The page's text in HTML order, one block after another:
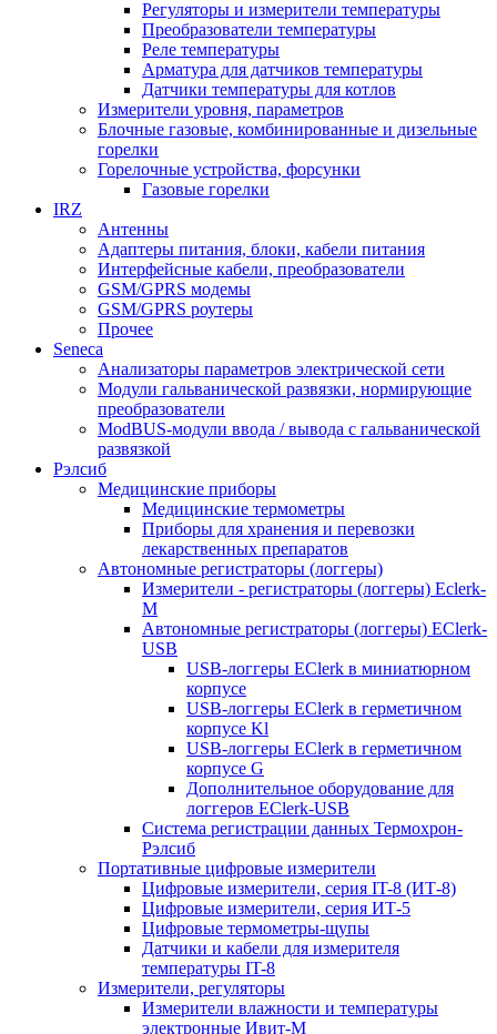
Регуляторы и измерители температуры
Преобразователи температуры
Реле температуры
Арматура для датчиков температуры
Датчики температуры для котлов
Измерители уровня, параметров
Блочные газовые, комбинированные и дизельные
горелки
Горелочные устройства, форсунки
Газовые горелки
IRZ
Антенны
Адаптеры питания, блоки, кабели питания
Интерфейсные кабели, преобразователи
GSM/GPRS модемы
GSM/GPRS роутеры
Прочее
Seneca
Анализаторы параметров электрической сети
Модули гальванической развязки, нормирующие
преобразователи
ModBUS-модули ввода / вывода с гальванической
развязкой
Рэлсиб
Медицинские приборы
Медицинские термометры
Приборы для хранения и перевозки
лекарственных препаратов
Автономные регистраторы (логгеры)
Измерители - регистраторы (логгеры) Eclerk-
M
Автономные регистраторы (логгеры) EClerk-
USB
USB-логгеры EClerk в миниатюрном
корпусе
USB-логгеры EClerk в герметичном
корпусе Kl
USB-логгеры EClerk в герметичном
корпусе G
Дополнительное оборудование для
логгеров EClerk-USB
Система регистрации данных Термохрон-
Рэлсиб
Портативные цифровые измерители
Цифровые измерители, серия IT-8 (ИТ-8)
Цифровые измерители, серия ИТ-5
Цифровые термометры-щупы
Датчики и кабели для измерителя
температуры IT-8
Измерители, регуляторы
Измерители влажности и температуры
электронные Ивит-М